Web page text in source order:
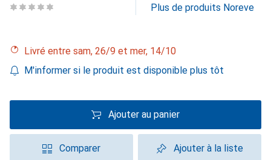
Plus de produits Noreve
Livré entre sam, 26/9 et mer, 14/10
M'informer si le produit est disponible plus tôt
Ajouter au panier
Comparer Ajouter à la liste